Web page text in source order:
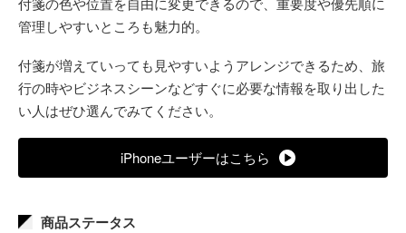
管理しやすいところも魅力的。
付箋が増えていっても見やすいようアレンジできるため、旅
行の時やビジネスシーンなどすぐに必要な情報を取り出した
い人はぜひ選んでみてください。
iPhoneユーザーはこちら
商品ステータス